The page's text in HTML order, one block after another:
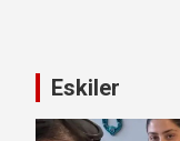
Eskiler